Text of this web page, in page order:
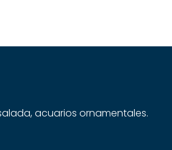
acuarios ornamentales.